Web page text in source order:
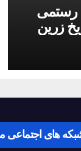
رستمی
زرین
های اجتماعی ما